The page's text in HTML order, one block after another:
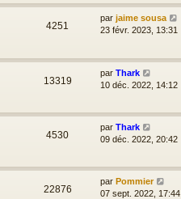
4251
par jaime sousa
23 févr. 2023, 13:31
13319
par Thark
10 déc. 2022, 14:12
4530
par Thark
09 déc. 2022, 20:42
22876
par Pommier
07 sept. 2022, 17:44